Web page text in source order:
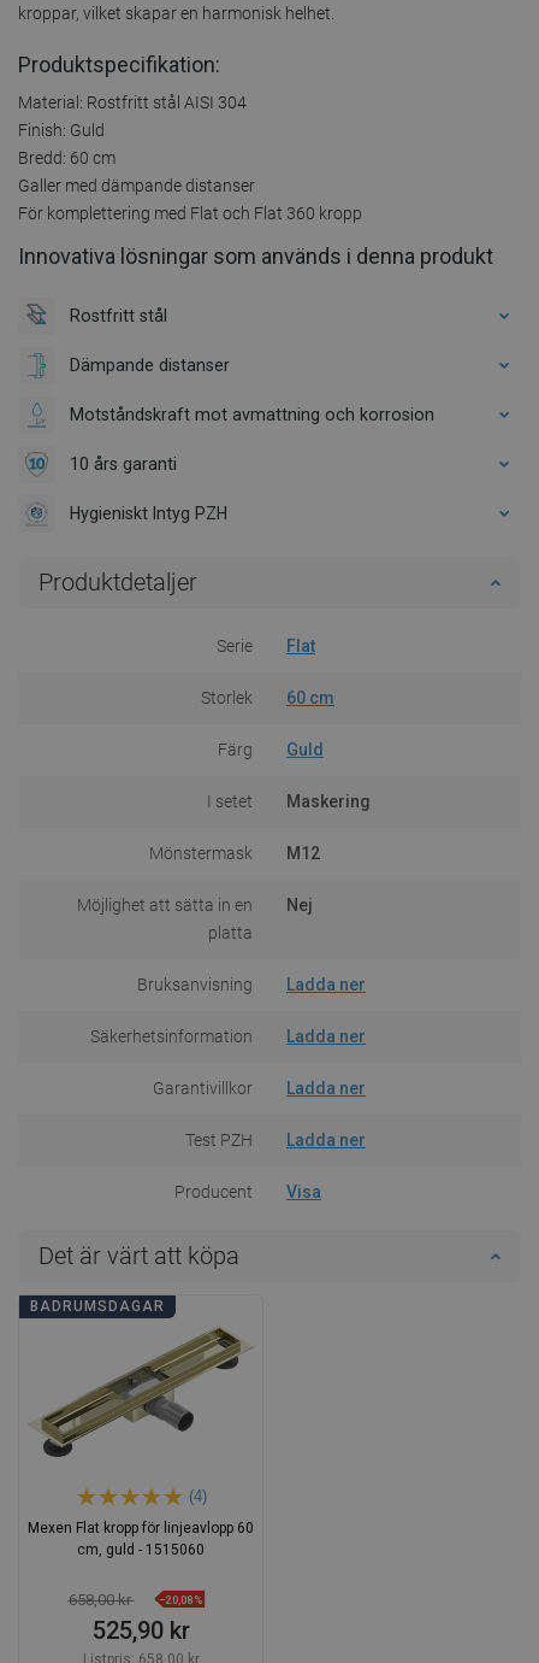
kroppar, vilket skapar en harmonisk helhet.
Produktspecifikation:
Material: Rostfritt stål AISI 304
Finish: Guld
Bredd: 60 cm
Galler med dämpande distanser
För komplettering med Flat och Flat 360 kropp
Innovativa lösningar som används i denna produkt
Rostfritt stål
Dämpande distanser
Motståndskraft mot avmattning och korrosion
10 års garanti
Hygieniskt Intyg PZH
Produktdetaljer
Serie Flat
Storlek 60 cm
Färg Guld
I setet Maskering
Mönstermask M12
Möjlighet att sätta in en
platta
Nej
Bruksanvisning Ladda ner
Säkerhetsinformation Ladda ner
Garantivillkor Ladda ner
Test PZH Ladda ner
Producent Visa
Det är värt att köpa
BADRUMSDAGAR
(4)
Mexen Flat kropp för linjeavlopp 60
cm, guld - 1515060
658,00 kr −20,08%
525,90 kr
Listpris: 658,00 kr